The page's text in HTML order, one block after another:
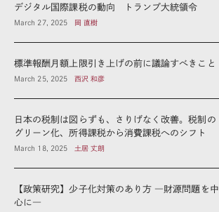
デジタル国際課税の動向 トランプ大統領令
March 27, 2025 岡 直樹
標準報酬月額上限引き上げの前に議論すべきこと
March 25, 2025 西沢 和彦
日本の税制は図らずも、さりげなく改善。税制の
グリーン化、所得課税から消費課税へのシフト
March 18, 2025 土居 丈朗
【政策研究】少子化対策のあり方 ―財源問題を中
心に―